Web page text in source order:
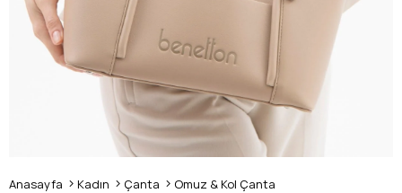
Anasayfa Kadın Çanta Omuz & Kol Çanta